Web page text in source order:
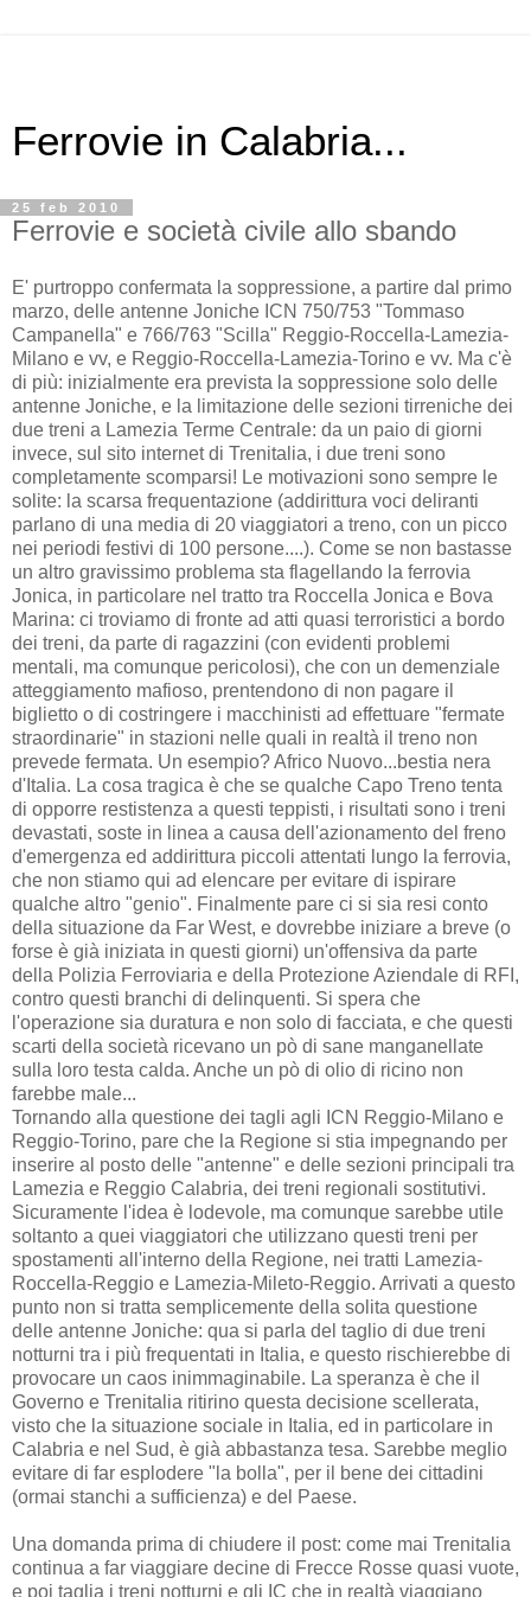
Ferrovie in Calabria...
25 feb 2010
Ferrovie e società civile allo sbando
E' purtroppo confermata la soppressione, a partire dal primo
marzo, delle antenne Joniche ICN 750/753 "Tommaso
Campanella" e 766/763 "Scilla" Reggio-Roccella-Lamezia-
Milano e vv, e Reggio-Roccella-Lamezia-Torino e vv. Ma c'è
di più: inizialmente era prevista la soppressione solo delle
antenne Joniche, e la limitazione delle sezioni tirreniche dei
due treni a Lamezia Terme Centrale: da un paio di giorni
invece, sul sito internet di Trenitalia, i due treni sono
completamente scomparsi! Le motivazioni sono sempre le
solite: la scarsa frequentazione (addirittura voci deliranti
parlano di una media di 20 viaggiatori a treno, con un picco
nei periodi festivi di 100 persone....). Come se non bastasse
un altro gravissimo problema sta flagellando la ferrovia
Jonica, in particolare nel tratto tra Roccella Jonica e Bova
Marina: ci troviamo di fronte ad atti quasi terroristici a bordo
dei treni, da parte di ragazzini (con evidenti problemi
mentali, ma comunque pericolosi), che con un demenziale
atteggiamento mafioso, prentendono di non pagare il
biglietto o di costringere i macchinisti ad effettuare "fermate
straordinarie" in stazioni nelle quali in realtà il treno non
prevede fermata. Un esempio? Africo Nuovo...bestia nera
d'Italia. La cosa tragica è che se qualche Capo Treno tenta
di opporre restistenza a questi teppisti, i risultati sono i treni
devastati, soste in linea a causa dell'azionamento del freno
d'emergenza ed addirittura piccoli attentati lungo la ferrovia,
che non stiamo qui ad elencare per evitare di ispirare
qualche altro "genio". Finalmente pare ci si sia resi conto
della situazione da Far West, e dovrebbe iniziare a breve (o
forse è già iniziata in questi giorni) un'offensiva da parte
della Polizia Ferroviaria e della Protezione Aziendale di RFI,
contro questi branchi di delinquenti. Si spera che
l'operazione sia duratura e non solo di facciata, e che questi
scarti della società ricevano un pò di sane manganellate
sulla loro testa calda. Anche un pò di olio di ricino non
farebbe male...
Tornando alla questione dei tagli agli ICN Reggio-Milano e
Reggio-Torino, pare che la Regione si stia impegnando per
inserire al posto delle "antenne" e delle sezioni principali tra
Lamezia e Reggio Calabria, dei treni regionali sostitutivi.
Sicuramente l'idea è lodevole, ma comunque sarebbe utile
soltanto a quei viaggiatori che utilizzano questi treni per
spostamenti all'interno della Regione, nei tratti Lamezia-
Roccella-Reggio e Lamezia-Mileto-Reggio. Arrivati a questo
punto non si tratta semplicemente della solita questione
delle antenne Joniche: qua si parla del taglio di due treni
notturni tra i più frequentati in Italia, e questo rischierebbe di
provocare un caos inimmaginabile. La speranza è che il
Governo e Trenitalia ritirino questa decisione scellerata,
visto che la situazione sociale in Italia, ed in particolare in
Calabria e nel Sud, è già abbastanza tesa. Sarebbe meglio
evitare di far esplodere "la bolla", per il bene dei cittadini
(ormai stanchi a sufficienza) e del Paese.
Una domanda prima di chiudere il post: come mai Trenitalia
continua a far viaggiare decine di Frecce Rosse quasi vuote,
e poi taglia i treni notturni e gli IC che in realtà viaggiano